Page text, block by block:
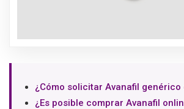
¿Cómo solicitar Avanafil genérico
¿Es posible comprar Avanafil